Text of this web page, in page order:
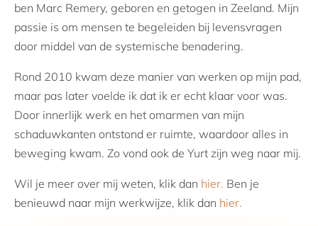
ben Marc Remery, geboren en getogen in Zeeland. Mijn
passie is om mensen te begeleiden bij levensvragen
door middel van de systemische benadering.
Rond 2010 kwam deze manier van werken op mijn pad,
maar pas later voelde ik dat ik er echt klaar voor was.
Door innerlijk werk en het omarmen van mijn
schaduwkanten ontstond er ruimte, waardoor alles in
beweging kwam. Zo vond ook de Yurt zijn weg naar mij.
Wil je meer over mij weten, klik dan hier. Ben je
benieuwd naar mijn werkwijze, klik dan hier.